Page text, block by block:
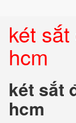
két
hcm
két sắt
hcm